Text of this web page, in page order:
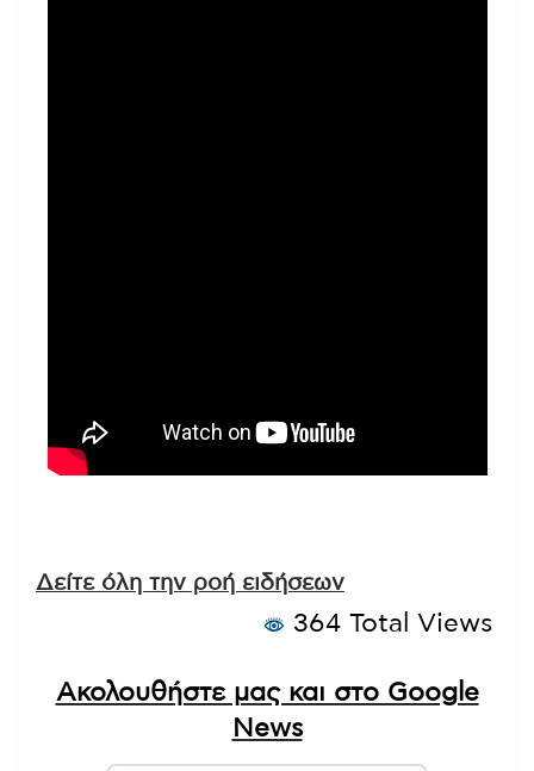
Δείτε όλη την ροή ειδήσεων
364 Total Views
Ακολουθήστε μας και στο Google
News